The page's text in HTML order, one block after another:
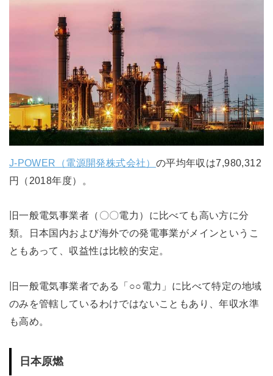
J-POWER（電源開発株式会社） の平均年収は7,980,312
円（2018年度）。
旧一般電気事業者（〇〇電力）に比べても高い方に分
類。日本国内および海外での発電事業がメインというこ
ともあって、収益性は比較的安定。
旧一般電気事業者である「○○電力」に比べて特定の地域
のみを管轄しているわけではないこともあり、年収水準
も高め。
日本原燃